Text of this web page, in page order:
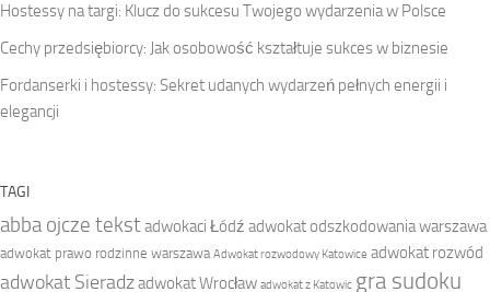
Hostessy na targi: Klucz do sukcesu Twojego wydarzenia w Polsce
Cechy przedsiębiorcy: Jak osobowość kształtuje sukces w biznesie
Fordanserki i hostessy: Sekret udanych wydarzeń pełnych energii i
elegancji
TAGI
abba ojcze tekstadwokaci Łódź adwokat odszkodowania warszawa
adwokat prawo rodzinne warszawa Adwokat rozwodowy Katowice adwokat rozwód
adwokat Sieradzadwokat Wrocław adwokat z Katowic gra sudoku